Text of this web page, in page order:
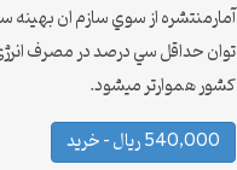
آمارمنتشره از سوي سازم ان
توان حداقل سي درصد در مصرف
كشور هموارتر ميشود.
540,000 ریال – خرید